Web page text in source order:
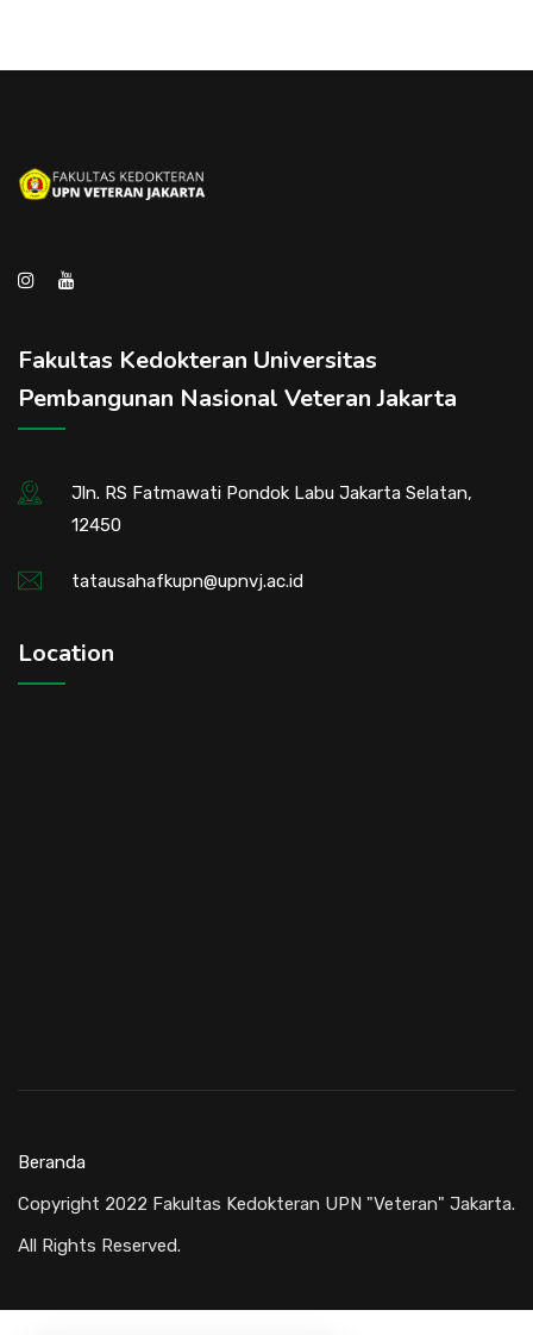
Fakultas Kedokteran Universitas
Pembangunan Nasional Veteran Jakarta
Jln. RS Fatmawati Pondok Labu Jakarta Selatan,
12450
tatausahafkupn@upnvj.ac.id
Location
Copyright 2022 Fakultas Kedokteran UPN "Veteran" Jakarta.
All Rights Reserved.
Beranda